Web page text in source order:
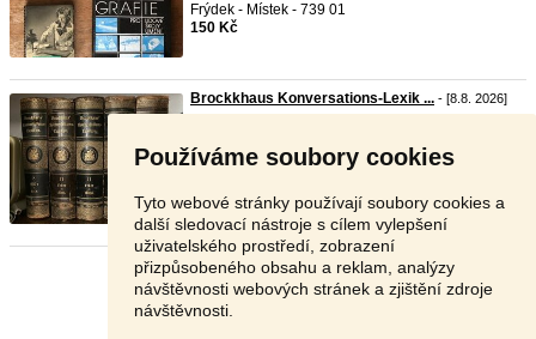
Používáme soubory cookies
Tyto webové stránky používají soubory cookies a
další sledovací nástroje s cílem vylepšení
uživatelského prostředí, zobrazení
přizpůsobeného obsahu a reklam, analýzy
návštěvnosti webových stránek a zjištění zdroje
návštěvnosti.
Frýdek - Místek - 739 01
150 Kč
Brockkhaus Konversations-Lexik ... - [8.8. 2026]
150 Kč
Stránka: 1 2 3 Další